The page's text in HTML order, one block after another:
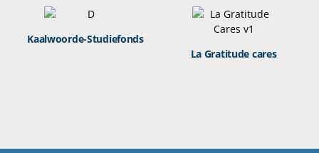
Kaalwoorde-Studiefonds
La Gratitude cares